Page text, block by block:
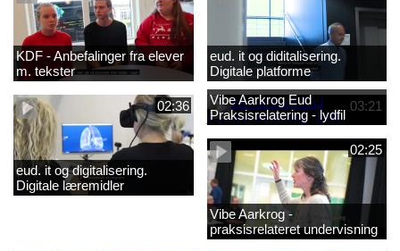
KDF - Anbefalinger fra elever
m. tekster
eud. it og diditalisering.
Digitale platforme
02:36
eud. it og digitalisering.
Digitale læremidler
03:21
Vibe Aarkrog Eud
Praksisrelatering - lydfil
02:25
Vibe Aarkrog -
praksisrelateret undervisning